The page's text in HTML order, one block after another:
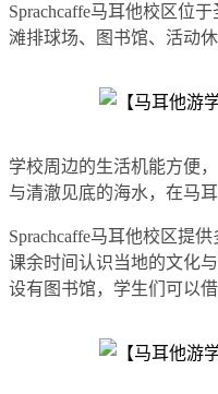
Sprachcaffe马耳他校区位
滩排球场、图书馆、活动
学校周边的生活机能方便
与清澈见底的海水，在马
Sprachcaffe马耳他校区提
课余时间认识当地的文化
设有图书馆，学生们可以